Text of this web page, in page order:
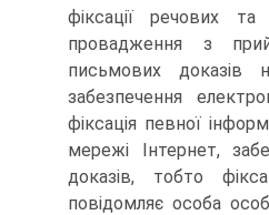
фіксації речових та
провадження з
письмових доказів
забезпечення
фіксація певної
мережі Інтернет,
доказів, тобто
повідомляє особа